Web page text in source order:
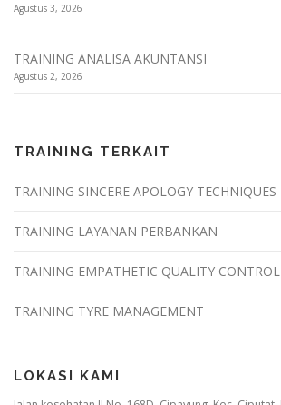
Agustus 3, 2026
TRAINING ANALISA AKUNTANSI
Agustus 2, 2026
TRAINING TERKAIT
TRAINING SINCERE APOLOGY TECHNIQUES
TRAINING LAYANAN PERBANKAN
TRAINING EMPATHETIC QUALITY CONTROL
TRAINING TYRE MANAGEMENT
LOKASI KAMI